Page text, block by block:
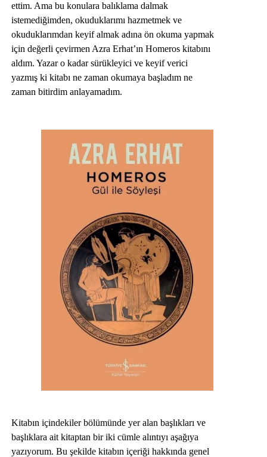
ettim. Ama bu konulara balıklama dalmak
istemediğimden, okuduklarımı hazmetmek ve
okuduklarımdan keyif almak adına ön okuma yapmak
için değerli çevirmen Azra Erhat’ın Homeros kitabını
aldım. Yazar o kadar sürükleyici ve keyif verici
yazmış ki kitabı ne zaman okumaya başladım ne
zaman bitirdim anlayamadım.
Kitabın içindekiler bölümünde yer alan başlıkları ve
başlıklara ait kitaptan bir iki cümle alıntıyı aşağıya
yazıyorum. Bu şekilde kitabın içeriği hakkında genel